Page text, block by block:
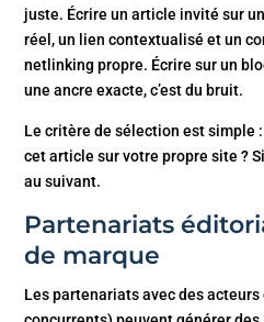
juste. Écrire un article invité sur
réel, un lien contextualisé et un
netlinking propre. Écrire sur un
une ancre exacte, c’est du bruit.
Le critère de sélection est simple
cet article sur votre propre site ?
au suivant.
Partenariats
de marque
Les partenariats avec des